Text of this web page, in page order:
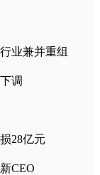
业兼并重组
调
28亿元
CEO